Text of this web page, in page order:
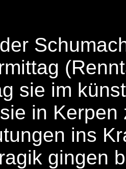
sie im
in
ins
gingen